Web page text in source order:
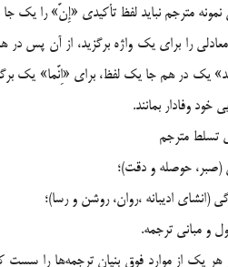
نمونه مترجم نبايد لفظ تأكيدي «إِنَّ» را
را براي يك واژه برگزيد، از آن پس در
يك در هم جا يک لفظ، براي «اِنَّما» يك
خود وفادار بمانند.
تسلط مترجم
حوصله و دقت)؛
(انشاي اديبانه ،روان، روشن و رسا)؛
و مباني ترجمه.
يك از موارد فوق بنيان ترجمه‌ها را سست